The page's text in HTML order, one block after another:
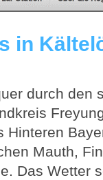
in
durch den
Hinteren
Mauth,
Das Wetter